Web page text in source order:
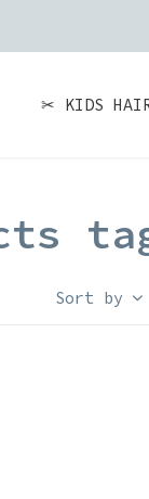
✂ KIDS HAIR
Sort by